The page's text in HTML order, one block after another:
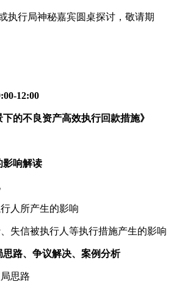
执行局神秘嘉宾圆桌探讨，敬请期
12:00
的不良资产高效执行回款措施》
影响解读
人所产生的影响
失信被执行人等执行措施产生的影响
路、争议解决、案例分析
思路